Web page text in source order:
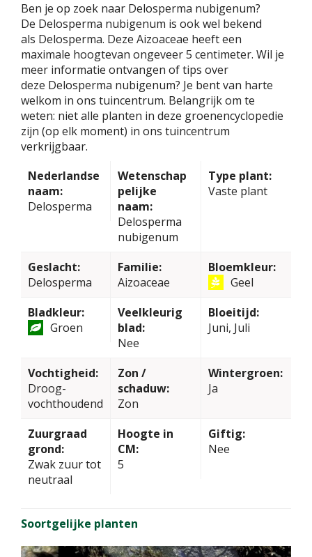
Ben je op zoek naar Delosperma nubigenum?
De Delosperma nubigenum is ook wel bekend
als Delosperma. Deze Aizoaceae heeft een
maximale hoogtevan ongeveer 5 centimeter. Wil je
meer informatie ontvangen of tips over
deze Delosperma nubigenum? Je bent van harte
welkom in ons tuincentrum. Belangrijk om te
weten: niet alle planten in deze groenencyclopedie
zijn (op elk moment) in ons tuincentrum
verkrijgbaar.
Nederlandse
naam:
Delosperma
Wetenschap
pelijke
naam:
Delosperma
nubigenum
Type plant:
Vaste plant
Geslacht:
Delosperma
Familie:
Aizoaceae
Bloemkleur:
Geel
Bladkleur:
Groen
Veelkleurig
blad:
Nee
Bloeitijd:
Juni, Juli
Vochtigheid:
Droog-
vochthoudend
Zon /
schaduw:
Zon
Wintergroen:
Ja
Zuurgraad
grond:
Zwak zuur tot
neutraal
Hoogte in
CM:
5
Giftig:
Nee
Soortgelijke planten